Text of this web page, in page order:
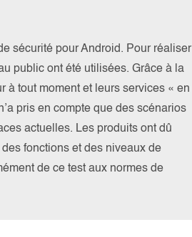
sécurité pour Android. Pour réaliser
public ont été utilisées. Grâce à la
à tout moment et leurs services « en
pris en compte que des scénarios
actuelles. Les produits ont dû
fonctions et des niveaux de
de ce test aux normes de